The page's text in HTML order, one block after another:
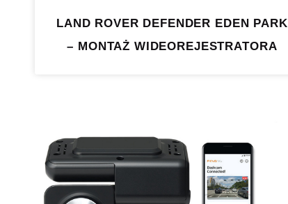
LAND ROVER DEFENDER EDEN PARK
– MONTAŻ WIDEOREJESTRATORA